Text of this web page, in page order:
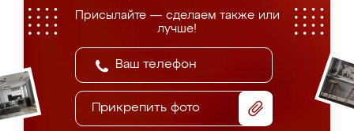
Присылайте — сделаем также или
лучше!
Прикрепить фото